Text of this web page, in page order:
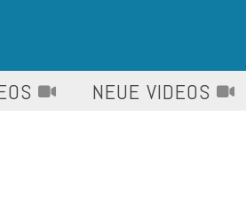
NEUE VIDEOS